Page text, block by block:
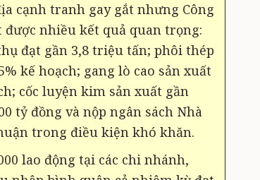
cạnh tranh gay gắt nhưng Công
được nhiều kết quả quan trọng:
đạt gần 3,8 triệu tấn; phôi thép
kế hoạch; gang lò cao sản xuất
cốc luyện kim sản xuất gần
tỷ đồng và nộp ngân sách Nhà
trong điều kiện khó khăn.
lao động tại các chi nhánh,